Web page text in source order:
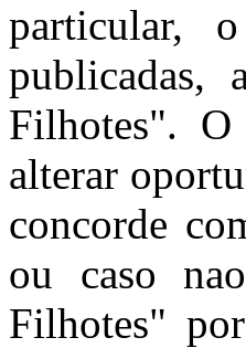
particular,
publicadas,
Filhotes".
alterar
concorde
ou caso
Filhotes"